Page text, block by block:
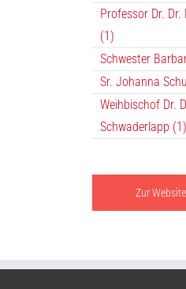
Professor Dr.
(1)
Schwester
Sr. Johanna
Weihbischof Dr.
Schwaderlapp (1)
Zur